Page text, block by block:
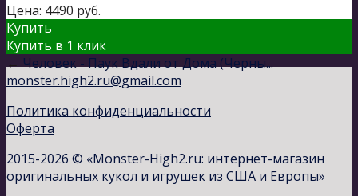
Цена: 4490 руб.
Купить
Купить в 1 клик
←Человек - Паук Вдали от Дома (Черны...
monster.high2.ru@gmail.com
Политика конфиденциальности
Оферта
2015-2026 © «Monster-High2.ru: интернет-магазин
оригинальных кукол и игрушек из США и Европы»